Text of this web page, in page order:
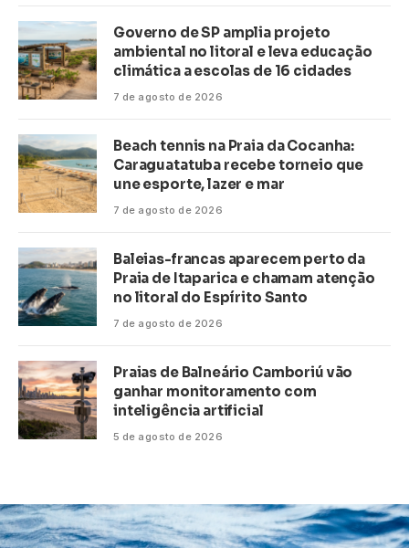
Governo de SP amplia projeto
ambiental no litoral e leva educação
climática a escolas de 16 cidades
7 de agosto de 2026
Beach tennis na Praia da Cocanha:
Caraguatatuba recebe torneio que
une esporte, lazer e mar
7 de agosto de 2026
Baleias-francas aparecem perto da
Praia de Itaparica e chamam atenção
no litoral do Espírito Santo
7 de agosto de 2026
Praias de Balneário Camboriú vão
ganhar monitoramento com
inteligência artificial
5 de agosto de 2026